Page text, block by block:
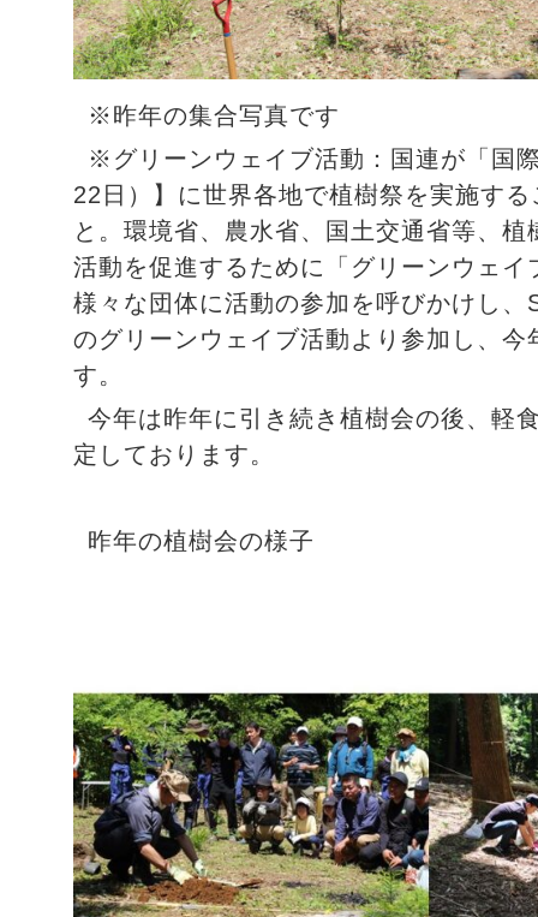
※昨年の集合写真です
※グリーンウェイブ活動：国連が「国
22日）】に世界各地で植樹祭を実施す
と。環境省、農水省、国土交通省等、
活動を促進するために「グリーンウェ
様々な団体に活動の参加を呼びかけし
のグリーンウェイブ活動より参加し、今
す。
今年は昨年に引き続き植樹会の後、軽
定しております。
昨年の植樹会の様子